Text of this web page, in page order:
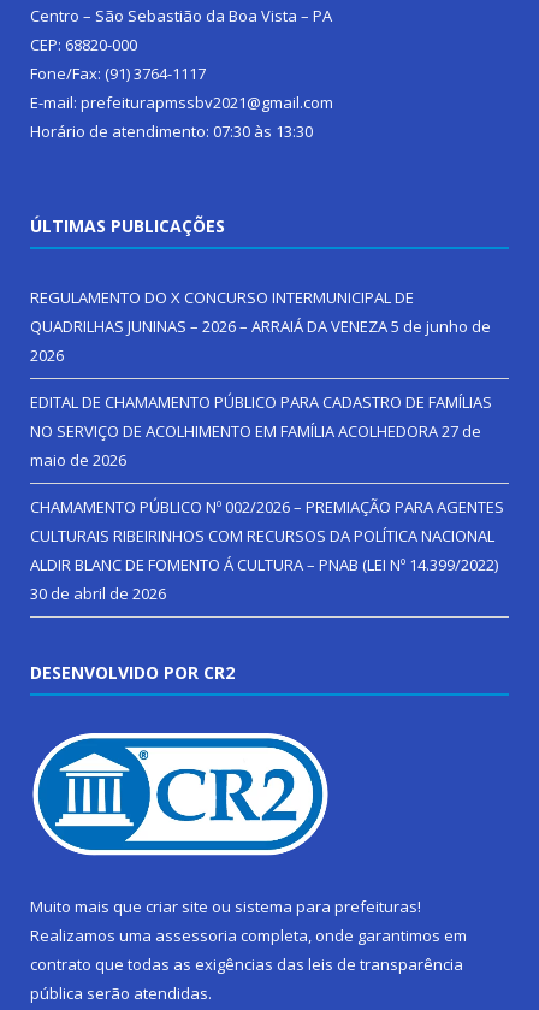
Centro – São Sebastião da Boa Vista – PA
CEP: 68820-000
Fone/Fax: (91) 3764-1117
E-mail: prefeiturapmssbv2021@gmail.com
Horário de atendimento: 07:30 às 13:30
ÚLTIMAS PUBLICAÇÕES
REGULAMENTO DO X CONCURSO INTERMUNICIPAL DE
QUADRILHAS JUNINAS – 2026 – ARRAIÁ DA VENEZA5 de junho de
2026
EDITAL DE CHAMAMENTO PÚBLICO PARA CADASTRO DE FAMÍLIAS
NO SERVIÇO DE ACOLHIMENTO EM FAMÍLIA ACOLHEDORA27 de
maio de 2026
CHAMAMENTO PÚBLICO Nº 002/2026 – PREMIAÇÃO PARA AGENTES
CULTURAIS RIBEIRINHOS COM RECURSOS DA POLÍTICA NACIONAL
ALDIR BLANC DE FOMENTO Á CULTURA – PNAB (LEI Nº 14.399/2022)
30 de abril de 2026
DESENVOLVIDO POR CR2
Muito mais que criar site ou sistema para prefeituras!
Realizamos uma assessoria completa, onde garantimos em
contrato que todas as exigências das leis de transparência
pública serão atendidas.